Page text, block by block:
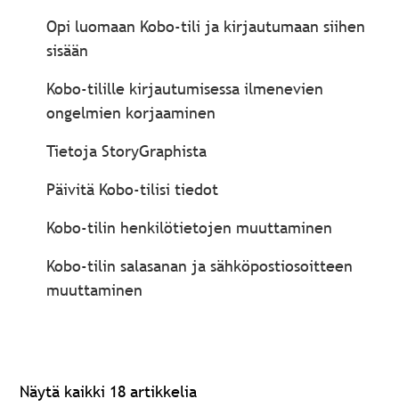
Opi luomaan Kobo-tili ja kirjautumaan siihen
sisään
Kobo-tilille kirjautumisessa ilmenevien
ongelmien korjaaminen
Tietoja StoryGraphista
Päivitä Kobo-tilisi tiedot
Kobo-tilin henkilötietojen muuttaminen
Kobo-tilin salasanan ja sähköpostiosoitteen
muuttaminen
Näytä kaikki 18 artikkelia